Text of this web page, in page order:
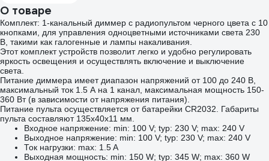
О товаре
Комплект: 1-канальный диммер с радиопультом черного цвета с 10
кнопками, для управления одноцветными источниками света 230
В, такими как галогенные и лампы накаливания.
Этот комплект устройств позволит легко и удобно регулировать
яркость освещения и осуществлять включение и выключение
света.
Питание диммера имеет диапазон напряжений от 100 до 240 В,
максимальный ток 1.5 А на 1 канал, максимальная мощность 150-
360 Вт (в зависимости от напряжения питания).
Питание пульта осуществляется от батарейки CR2032. Габариты
пульта составляют 135x40x11 мм.
Входное напряжение: min: 100 V; typ: 230 V; max: 240 V
Выходное напряжение: min: 100 V; typ: 230 V; max: 240 V
Ток нагрузки: max: 1.5 A
Выходная мощность: min: 150 W; typ: 345 W; max: 360 W